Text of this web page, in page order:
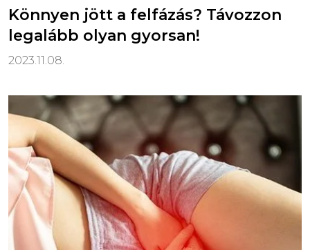
Könnyen jött a felfázás? Távozzon
legalább olyan gyorsan!
2023.11.08.